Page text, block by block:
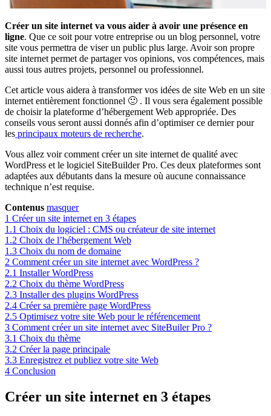
Créer un site internet va vous aider à avoir une présence en
ligne. Que ce soit pour votre entreprise ou un blog personnel, votre
site vous permettra de viser un public plus large. Avoir son propre
site internet permet de partager vos opinions, vos compétences, mais
aussi tous autres projets, personnel ou professionnel.
Cet article vous aidera à transformer vos idées de site Web en un site
internet entièrement fonctionnel 🙂 . Il vous sera également possible
de choisir la plateforme d’hébergement Web appropriée. Des
conseils vous seront aussi donnés afin d’optimiser ce dernier pour
les principaux moteurs de recherche.
Vous allez voir comment créer un site internet de qualité avec
WordPress et le logiciel SiteBuilder Pro. Ces deux plateformes sont
adaptées aux débutants dans la mesure où aucune connaissance
technique n’est requise.
Contenus masquer
1 Créer un site internet en 3 étapes
1.1 Choix du logiciel : CMS ou créateur de site internet
1.2 Choix de l’hébergement Web
1.3 Choix du nom de domaine
2 Comment créer un site internet avec WordPress ?
2.1 Installer WordPress
2.2 Choix du thème WordPress
2.3 Installer des plugins WordPress
2.4 Créer sa première page WordPress
2.5 Optimisez votre site Web pour le référencement
3 Comment créer un site internet avec SiteBuiler Pro ?
3.1 Choix du thème
3.2 Créer la page principale
3.3 Enregistrez et publiez votre site Web
4 Conclusion
Créer un site internet en 3 étapes